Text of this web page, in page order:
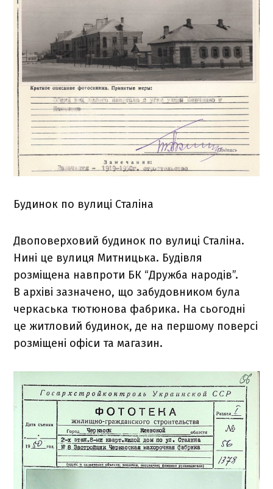
Будинок по вулиці Сталіна
Двоповерховий будинок по вулиці Сталіна.
Нині це вулиця Митницька. Будівля
розміщена навпроти БК “Дружба народів”.
В архіві зазначено, що забудовником була
черкаська тютюнова фабрика. На сьогодні
це житловий будинок, де на першому поверсі
розміщені офіси та магазин.